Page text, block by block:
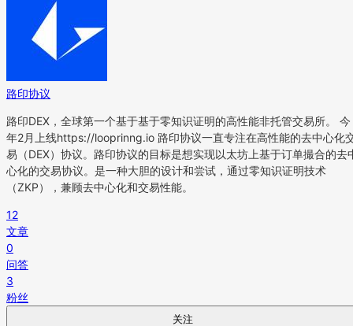
路印协议
路印DEX，全球第一个基于基于零知识证明的高性能非托管交易所。 今
年2月上线https://looprinng.io 路印协议一直专注在高性能的去中心化
易（DEX）协议。路印协议的目标是想实现以太坊上基于订单撮合的去
心化的交易协议。是一种大胆的设计和尝试，通过零知识证明技术
（ZKP），兼顾去中心化和交易性能。
12
文章
0
问答
3
粉丝
关注